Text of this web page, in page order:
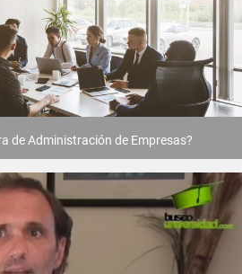
de Administración de Empresas?